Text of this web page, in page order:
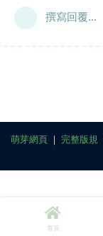
撰寫回覆...
萌芽網頁｜ 完整版規
首頁